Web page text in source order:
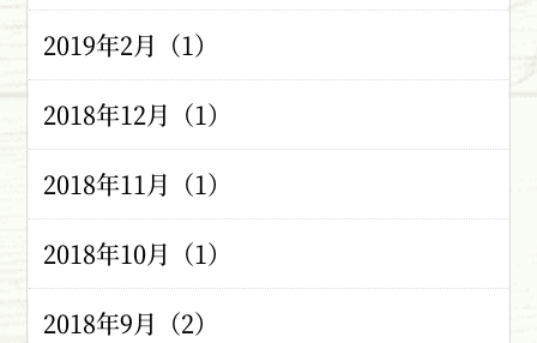
2019年2月（1）
2018年12月（1）
2018年11月（1）
2018年10月（1）
2018年9月（2）